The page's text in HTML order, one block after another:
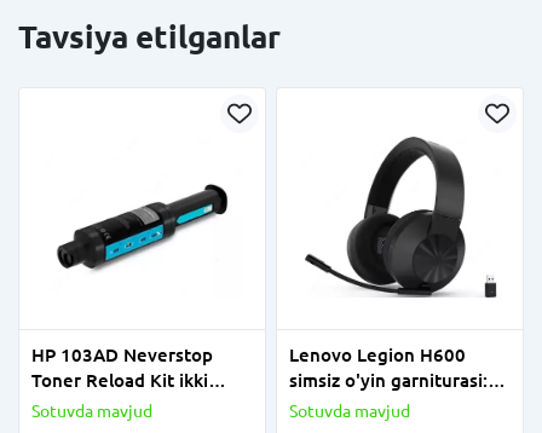
Tavsiya etilganlar
HP 103AD Neverstop
Toner Reload Kit ikki
martalik toner to‘ldirish
Sotuvda mavjud
Lenovo Legion H600
simsiz o'yin garniturasi:
Turnir darajasidagi simsiz
Sotuvda mavjud